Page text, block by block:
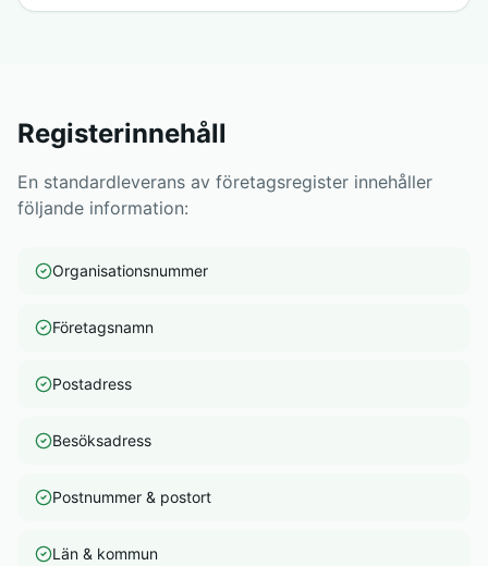
Registerinnehåll
En standardleverans av företagsregister innehåller
följande information:
Organisationsnummer
Företagsnamn
Postadress
Besöksadress
Postnummer & postort
Län & kommun